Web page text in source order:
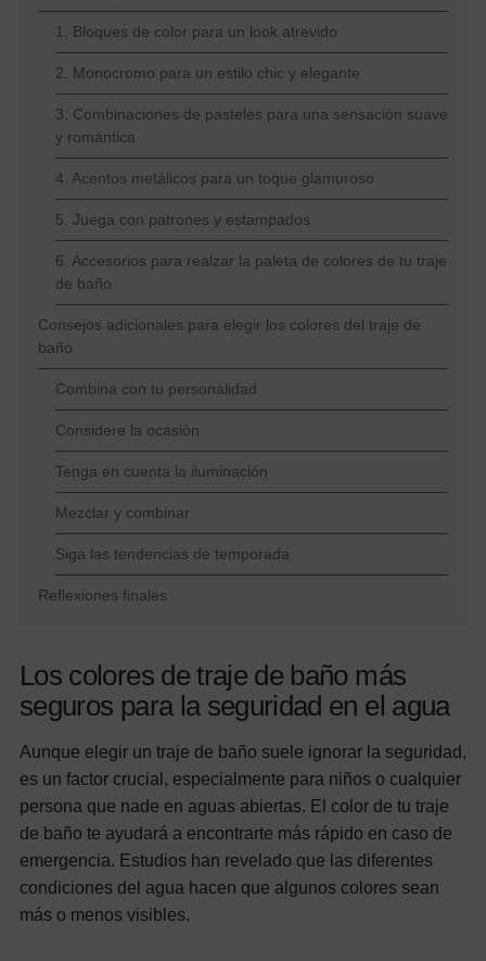
1. Bloques de color para un look atrevido
2. Monocromo para un estilo chic y elegante
3. Combinaciones de pasteles para una sensación suave
y romántica
4. Acentos metálicos para un toque glamuroso
5. Juega con patrones y estampados
6. Accesorios para realzar la paleta de colores de tu traje
de baño
Consejos adicionales para elegir los colores del traje de
baño
Combina con tu personalidad
Considere la ocasión
Tenga en cuenta la iluminación
Mezclar y combinar
Siga las tendencias de temporada
Reflexiones finales
Los colores de traje de baño más
seguros para la seguridad en el agua
Aunque elegir un traje de baño suele ignorar la seguridad,
es un factor crucial, especialmente para niños o cualquier
persona que nade en aguas abiertas. El color de tu traje
de baño te ayudará a encontrarte más rápido en caso de
emergencia. Estudios han revelado que las diferentes
condiciones del agua hacen que algunos colores sean
más o menos visibles.